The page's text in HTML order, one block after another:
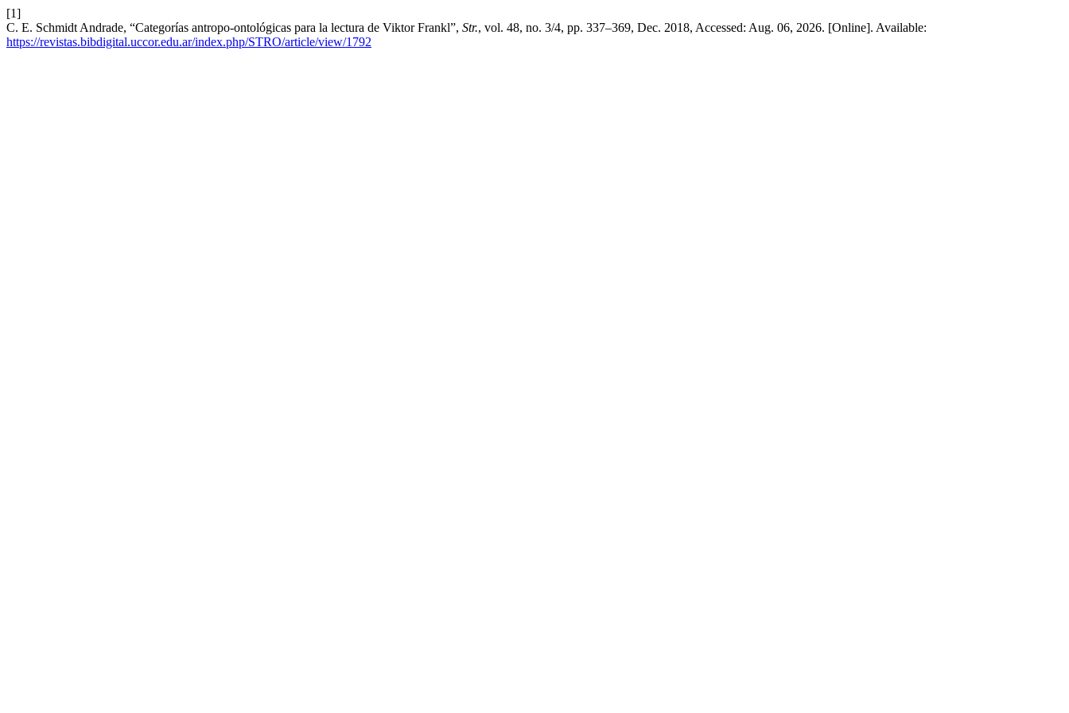
[1]
C. E. Schmidt Andrade, “Categorías antropo-ontológicas para la lectura de Viktor Frankl”, Str., vol. 48, no. 3/4, pp. 337–369, Dec. 2018, Accessed: Aug. 06, 2026. [Online]. Available:
https://revistas.bibdigital.uccor.edu.ar/index.php/STRO/article/view/1792